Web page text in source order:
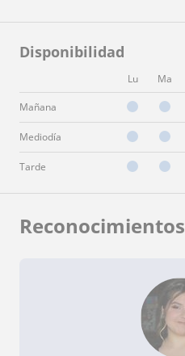
Disponibilidad
Lu Ma
Mañana
Mediodía
Tarde
Reconocimientos